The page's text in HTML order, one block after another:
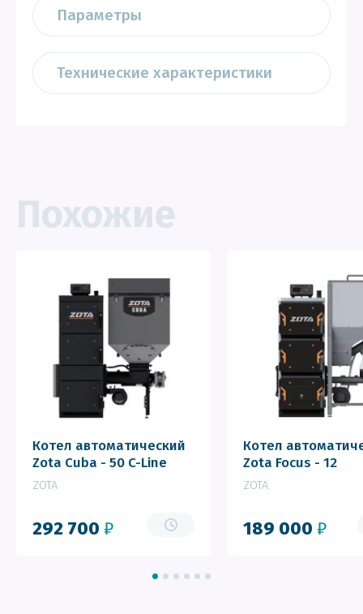
Параметры
Технические характеристики
Похожие
Котел автоматический
Zota Cuba - 50 C-Line
ZOTA
292 700 ₽
Котел
Zota Focus - 12
ZOTA
189 000 ₽